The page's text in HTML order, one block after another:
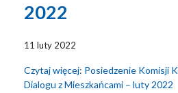
2022
11 luty 2022
Czytaj więcej: Posiedzenie Komisji
Dialogu z Mieszkańcami – luty 2022